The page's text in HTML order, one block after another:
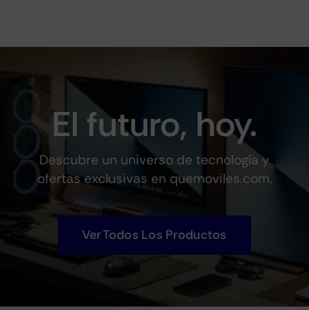
El futuro, hoy.
Descubre un universo de tecnología y
ofertas exclusivas en quemoviles.com.
Ver Todos Los Productos